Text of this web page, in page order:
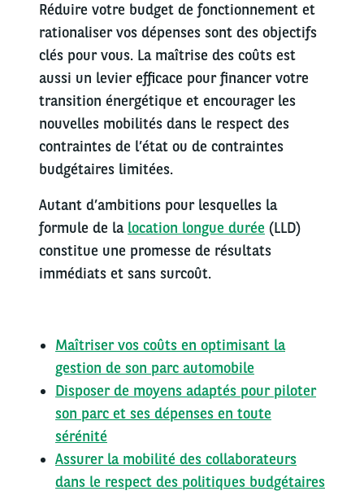
Réduire votre budget de fonctionnement et
rationaliser vos dépenses sont des objectifs
clés pour vous. La maîtrise des coûts est
aussi un levier efficace pour financer votre
transition énergétique et encourager les
nouvelles mobilités dans le respect des
contraintes de l’état ou de contraintes
budgétaires limitées.
Autant d’ambitions pour lesquelles la
formule de la location longue durée (LLD)
constitue une promesse de résultats
immédiats et sans surcoût.
Maîtriser vos coûts en optimisant la
gestion de son parc automobile
Disposer de moyens adaptés pour piloter
son parc et ses dépenses en toute
sérénité
Assurer la mobilité des collaborateurs
dans le respect des politiques budgétaires